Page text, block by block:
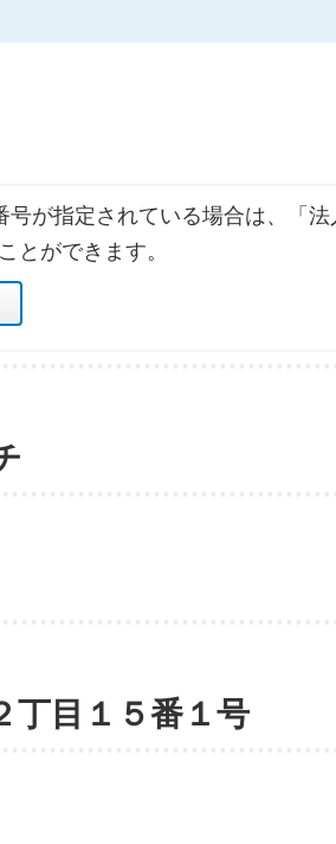
号が指定されている場合は、「
とができます。
丁目１５番１号